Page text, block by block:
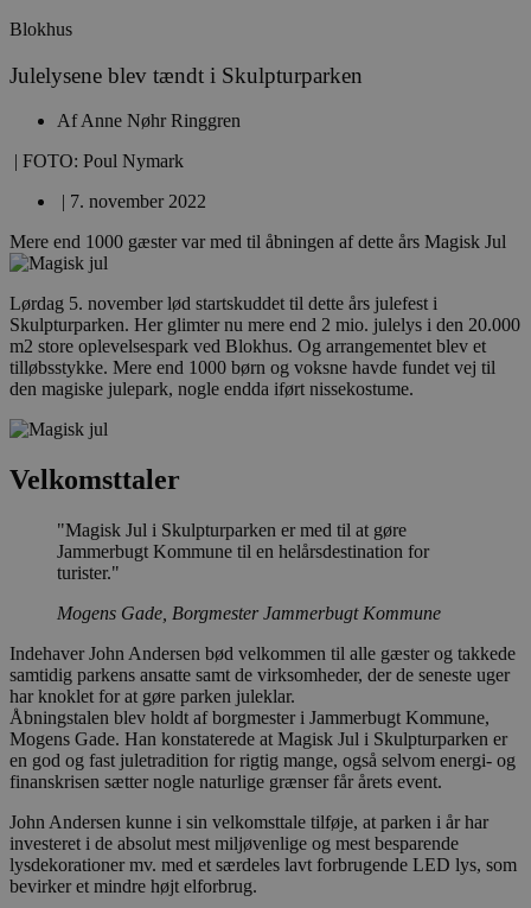
Blokhus
Julelysene blev tændt i Skulpturparken
AfAnne Nøhr Ringgren
| FOTO: Poul Nymark
| 7. november 2022
Mere end 1000 gæster var med til åbningen af dette års Magisk Jul
Lørdag 5. november lød startskuddet til dette års julefest i
Skulpturparken. Her glimter nu mere end 2 mio. julelys i den 20.000
m2 store oplevelsespark ved Blokhus. Og arrangementet blev et
tilløbsstykke. Mere end 1000 børn og voksne havde fundet vej til
den magiske julepark, nogle endda iført nissekostume.
Velkomsttaler
"Magisk Jul i Skulpturparken er med til at gøre
Jammerbugt Kommune til en helårsdestination for
turister."
Mogens Gade, Borgmester Jammerbugt Kommune
Indehaver John Andersen bød velkommen til alle gæster og takkede
samtidig parkens ansatte samt de virksomheder, der de seneste uger
har knoklet for at gøre parken juleklar.
Åbningstalen blev holdt af borgmester i Jammerbugt Kommune,
Mogens Gade. Han konstaterede at Magisk Jul i Skulpturparken er
en god og fast juletradition for rigtig mange, også selvom energi- og
finanskrisen sætter nogle naturlige grænser får årets event.
John Andersen kunne i sin velkomsttale tilføje, at parken i år har
investeret i de absolut mest miljøvenlige og mest besparende
lysdekorationer mv. med et særdeles lavt forbrugende LED lys, som
bevirker et mindre højt elforbrug.